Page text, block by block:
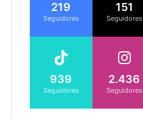
219
Seguidores
151
Seguidores
939
Seguidores
2.436
Seguidores